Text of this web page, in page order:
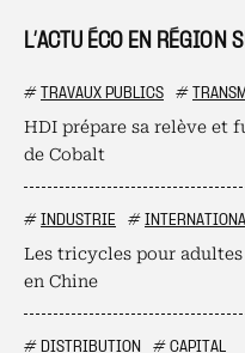
L’ACTU ÉCO EN RÉGION
# TRAVAUX PUBLICS #
HDI prépare sa relève et
de Cobalt
# INDUSTRIE #
Les tricycles pour
en Chine
# DISTRIBUTION # CAPITAL